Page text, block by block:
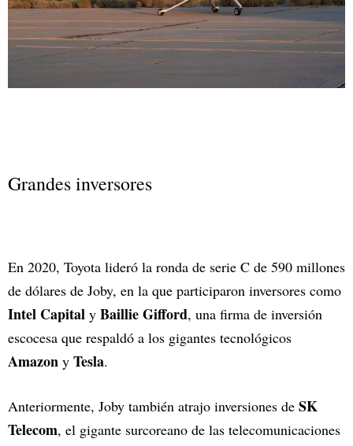
Grandes inversores
En 2020, Toyota lideró la ronda de serie C de 590 millones
de dólares de Joby, en la que participaron inversores como
Intel Capital y Baillie Gifford, una firma de inversión
escocesa que respaldó a los gigantes tecnológicos
Amazon y Tesla.
Anteriormente, Joby también atrajo inversiones de SK
Telecom, el gigante surcoreano de las telecomunicaciones